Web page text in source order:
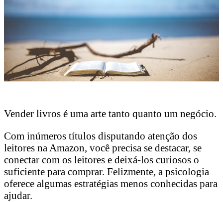
Vender livros é uma arte tanto quanto um negócio.
Com inúmeros títulos disputando atenção dos
leitores na Amazon, você precisa se destacar, se
conectar com os leitores e deixá-los curiosos o
suficiente para comprar. Felizmente, a psicologia
oferece algumas estratégias menos conhecidas para
ajudar.